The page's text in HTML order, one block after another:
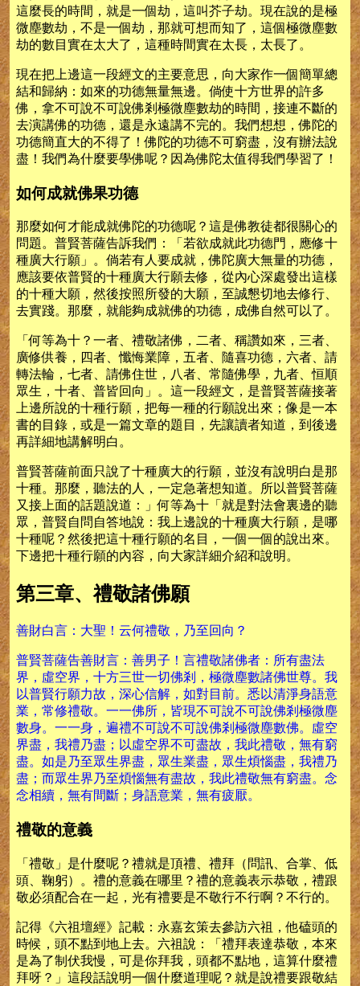
這麼長的時間，就是一個劫，這叫芥子劫。現在說的是極
微塵數劫，不是一個劫，那就可想而知了，這個極微塵數
劫的數目實在太大了，這種時間實在太長，太長了。
現在把上邊這一段經文的主要意思，向大家作一個簡單總
結和歸納：如來的功德無量無邊。倘使十方世界的許多
佛，拿不可說不可說佛剎極微塵數劫的時間，接連不斷的
去演講佛的功德，還是永遠講不完的。我們想想，佛陀的
功德簡直大的不得了！佛陀的功德不可窮盡，沒有辦法說
盡！我們為什麼要學佛呢？因為佛陀太值得我們學習了！
如何成就佛果功德
那麼如何才能成就佛陀的功德呢？這是佛教徒都很關心的
問題。普賢菩薩告訴我們：「若欲成就此功德門，應修十
種廣大行願」。倘若有人要成就，佛陀廣大無量的功德，
應該要依普賢的十種廣大行願去修，從內心深處發出這樣
的十種大願，然後按照所發的大願，至誠懇切地去修行、
去實踐。那麼，就能夠成就佛的功德，成佛自然可以了。
「何等為十？一者、禮敬諸佛，二者、稱讚如來，三者、
廣修供養，四者、懺悔業障，五者、隨喜功德，六者、請
轉法輪，七者、請佛住世，八者、常隨佛學，九者、恒順
眾生，十者、普皆回向」。這一段經文，是普賢菩薩接著
上邊所說的十種行願，把每一種的行願說出來；像是一本
書的目錄，或是一篇文章的題目，先讓讀者知道，到後邊
再詳細地講解明白。
普賢菩薩前面只說了十種廣大的行願，並沒有說明白是那
十種。那麼，聽法的人，一定急著想知道。所以普賢菩薩
又接上面的話題說道：」何等為十「就是對法會裏邊的聽
眾，普賢自問自答地說：我上邊說的十種廣大行願，是哪
十種呢？然後把這十種行願的名目，一個一個的說出來。
下邊把十種行願的內容，向大家詳細介紹和說明。
第三章、禮敬諸佛願
善財白言：大聖！云何禮敬，乃至回向？
普賢菩薩告善財言：善男子！言禮敬諸佛者：所有盡法
界，虛空界，十方三世一切佛剎，極微塵數諸佛世尊。我
以普賢行願力故，深心信解，如對目前。悉以清淨身語意
業，常修禮敬。一一佛所，皆現不可說不可說佛剎極微塵
數身。一一身，遍禮不可說不可說佛剎極微塵數佛。虛空
界盡，我禮乃盡；以虛空界不可盡故，我此禮敬，無有窮
盡。如是乃至眾生界盡，眾生業盡，眾生煩惱盡，我禮乃
盡；而眾生界乃至煩惱無有盡故，我此禮敬無有窮盡。念
念相續，無有間斷；身語意業，無有疲厭。
禮敬的意義
「禮敬」是什麼呢？禮就是頂禮、禮拜（問訊、合掌、低
頭、鞠躬）。禮的意義在哪里？禮的意義表示恭敬，禮跟
敬必須配合在一起，光有禮要是不敬行不行啊？不行的。
記得《六祖壇經》記載：永嘉玄策去參訪六祖，他磕頭的
時候，頭不點到地上去。六祖說：「禮拜表達恭敬，本來
是為了制伏我慢，可是你拜我，頭都不點地，這算什麼禮
拜呀？」這段話說明一個什麼道理呢？就是說禮要跟敬結